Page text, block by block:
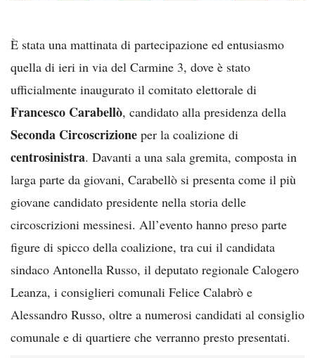
È stata una mattinata di partecipazione ed entusiasmo
quella di ieri in via del Carmine 3, dove è stato
ufficialmente inaugurato il comitato elettorale di
Francesco Carabellò, candidato alla presidenza della
Seconda Circoscrizione per la coalizione di
centrosinistra. Davanti a una sala gremita, composta in
larga parte da giovani, Carabellò si presenta come il più
giovane candidato presidente nella storia delle
circoscrizioni messinesi. All’evento hanno preso parte
figure di spicco della coalizione, tra cui il candidata
sindaco Antonella Russo, il deputato regionale Calogero
Leanza, i consiglieri comunali Felice Calabrò e
Alessandro Russo, oltre a numerosi candidati al consiglio
comunale e di quartiere che verranno presto presentati.